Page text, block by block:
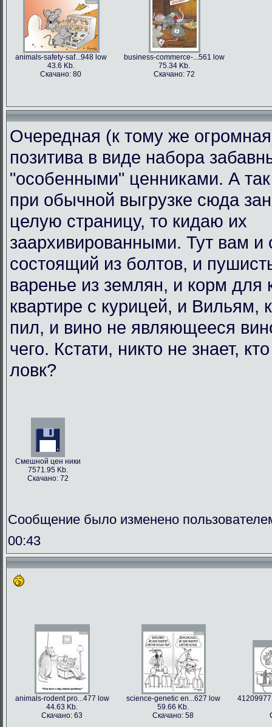
animals-safety-saf...948 low
43.6 Kb.
Скачано: 80
business-commerce-...561 low
75.34 Kb.
Скачано: 72
Очередная (к тому же
позитива в виде набора
"особенными" ценниками. А так
при обычной выгрузке сюда
целую страницу, то кидаю их
заархивированными. Тут вам и
состоящий из болтов, и
варенье из землян, и корм
квартире с курицей, и Вильям,
пил, и вино не являющееся
чего. Кстати, никто не знает,
ловк?
Смешной цен ники
7571.95 Kb.
Скачано: 72
Сообщение было изменено
00:43
animals-rodent pro...477 low
44.63 Kb.
Скачано: 63
science-genetic en...627 low
59.66 Kb.
Скачано: 58